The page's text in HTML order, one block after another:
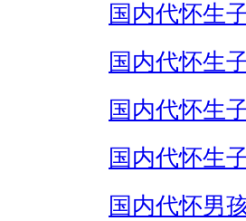
国内代怀生
国内代怀生
国内代怀生
国内代怀生
国内代怀男